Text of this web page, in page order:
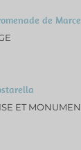
de
ET